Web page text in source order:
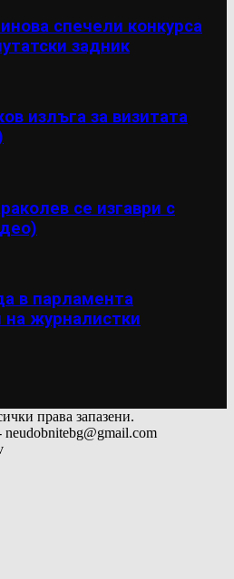
спечели конкурса
задник
излъга за визитата
се изгаври с
в парламента
на журналистки
права запазени.